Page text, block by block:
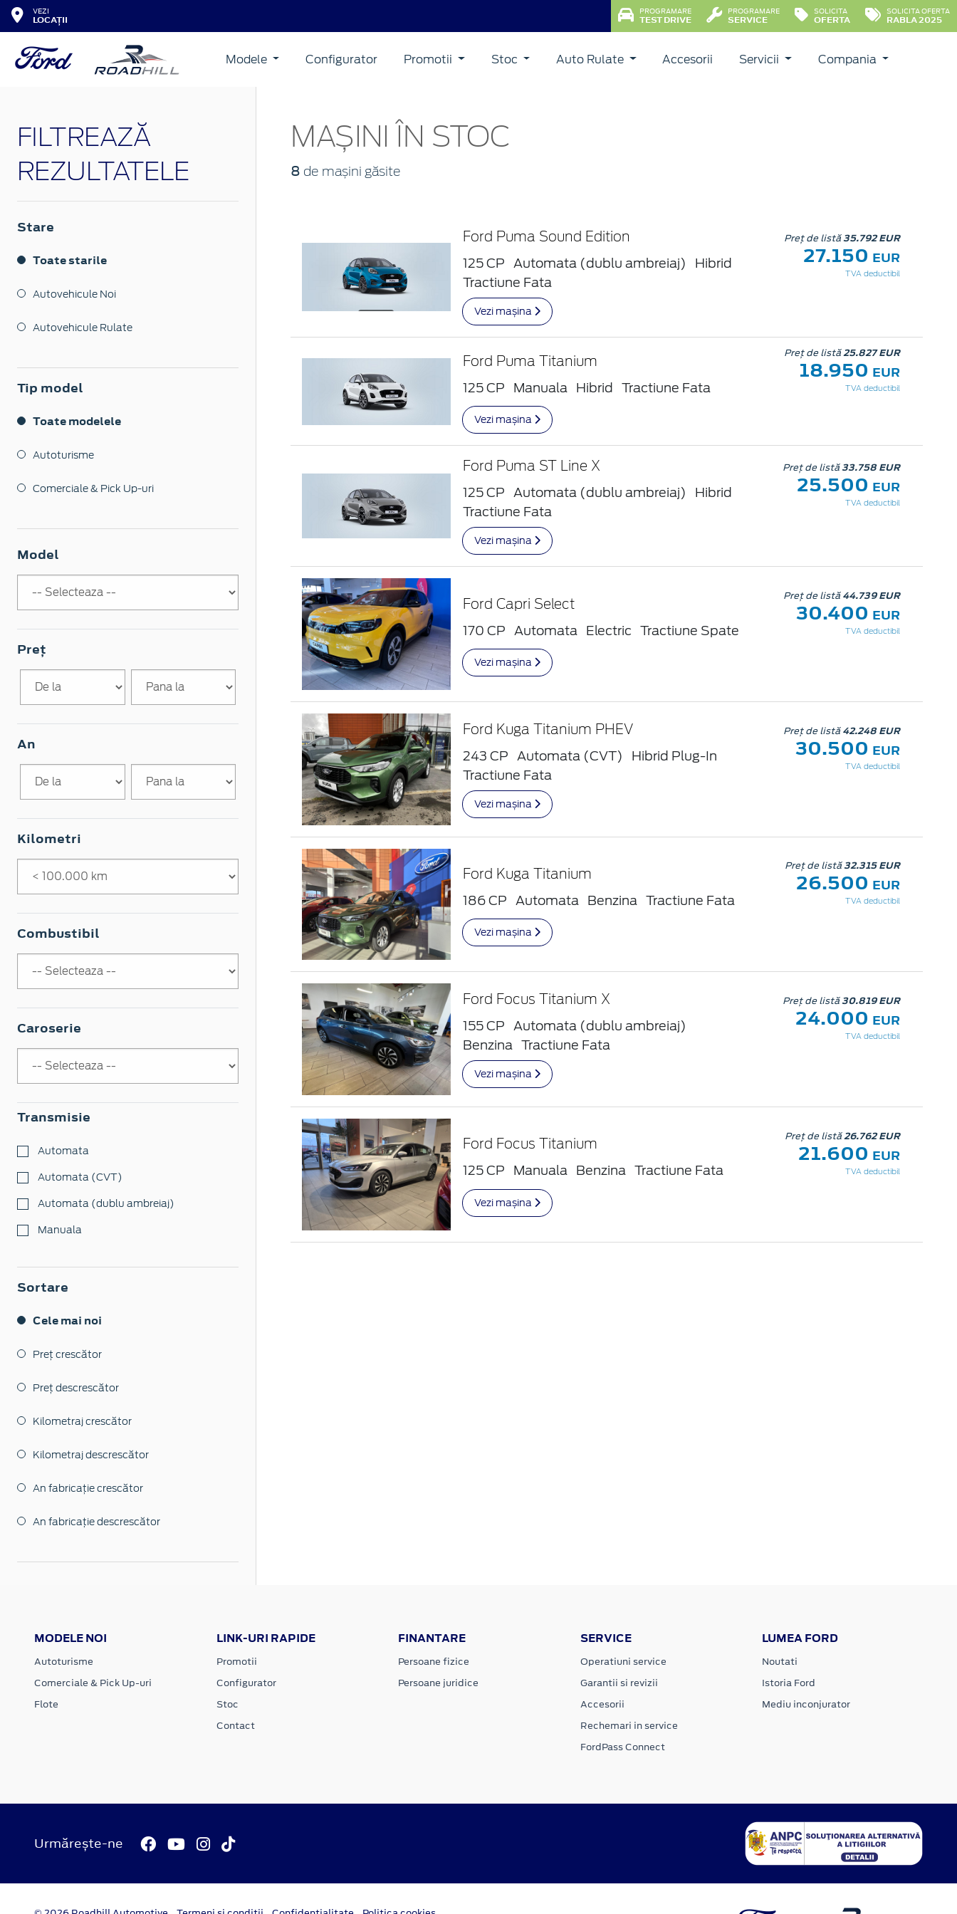
VEZI
LOCAȚII
PROGRAMARE
TEST DRIVE
PROGRAMARE
SERVICE
SOLICITA
OFERTA
SOLICITA OFERTA
RABLA 2025
Modele Configurator Promotii Stoc Auto Rulate Accesorii Servicii Compania
FILTREAZĂ
REZULTATELE
Stare
Toate starile
Autovehicule Noi
Autovehicule Rulate
Tip model
Toate modelele
Autoturisme
Comerciale & Pick Up-uri
Model
Preț
An
Kilometri
Combustibil
Caroserie
Transmisie
Automata
Automata (CVT)
Automata (dublu ambreiaj)
Manuala
Sortare
Cele mai noi
Preț crescător
Preț descrescător
Kilometraj crescător
Kilometraj descrescător
An fabricație crescător
An fabricație descrescător
MAȘINI ÎN STOC
8 de mașini găsite
Ford Puma Sound Edition
125 CP Automata (dublu ambreiaj)
Hibrid
Tractiune Fata
Preț de listă35.792 EUR
27.150 EUR
TVA deductibil
Vezi mașina
Ford Puma Titanium
125 CP Manuala Hibrid Tractiune Fata
Preț de listă25.827 EUR
18.950 EUR
TVA deductibil
Vezi mașina
Ford Puma ST Line X
125 CP Automata (dublu ambreiaj)
Hibrid
Tractiune Fata
Preț de listă33.758 EUR
25.500 EUR
TVA deductibil
Vezi mașina
Ford Capri Select
170 CP Automata Electric Tractiune Spate
Preț de listă44.739 EUR
30.400 EUR
TVA deductibil
Vezi mașina
Ford Kuga Titanium PHEV
243 CP Automata (CVT)
Hibrid Plug-In
Tractiune Fata
Preț de listă42.248 EUR
30.500 EUR
TVA deductibil
Vezi mașina
Ford Kuga Titanium
186 CP Automata Benzina Tractiune Fata
Preț de listă32.315 EUR
26.500 EUR
TVA deductibil
Vezi mașina
Ford Focus Titanium X
155 CP
Automata (dublu ambreiaj)
Benzina
Tractiune Fata
Preț de listă30.819 EUR
24.000 EUR
TVA deductibil
Vezi mașina
Ford Focus Titanium
125 CP Manuala Benzina Tractiune Fata
Preț de listă26.762 EUR
21.600 EUR
TVA deductibil
Vezi mașina
MODELE NOI
Autoturisme
Comerciale & Pick Up-uri
Flote
LINK-URI RAPIDE
Promotii
Configurator
Stoc
Contact
FINANTARE
Persoane fizice
Persoane juridice
SERVICE
Operatiuni service
Garantii si revizii
Accesorii
Rechemari in service
FordPass Connect
LUMEA FORD
Noutati
Istoria Ford
Mediu inconjurator
Urmărește-ne